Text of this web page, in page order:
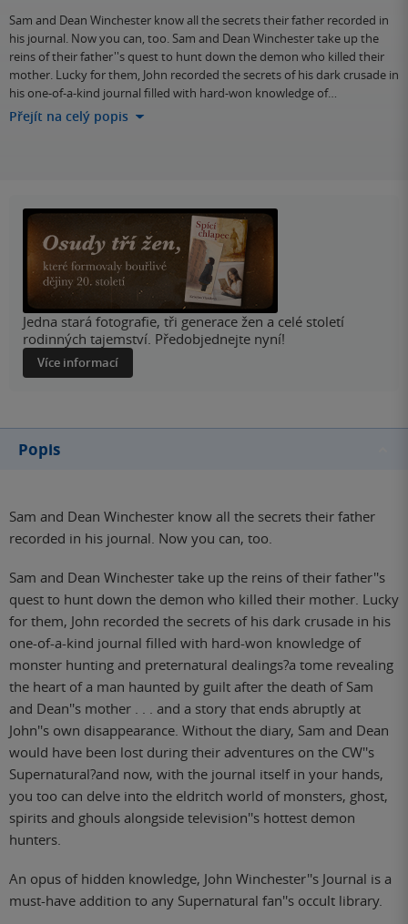
Sam and Dean Winchester know all the secrets their father recorded in
his journal. Now you can, too. Sam and Dean Winchester take up the
reins of their father''s quest to hunt down the demon who killed their
mother. Lucky for them, John recorded the secrets of his dark crusade in
his one-of-a-kind journal filled with hard-won knowledge of…
Přejít na celý popis
Jedna stará fotografie, tři generace žen a celé století
rodinných tajemství. Předobjednejte nyní!
Více informací
Popis
Sam and Dean Winchester know all the secrets their father
recorded in his journal. Now you can, too.
Sam and Dean Winchester take up the reins of their father''s
quest to hunt down the demon who killed their mother. Lucky
for them, John recorded the secrets of his dark crusade in his
one-of-a-kind journal filled with hard-won knowledge of
monster hunting and preternatural dealings?a tome revealing
the heart of a man haunted by guilt after the death of Sam
and Dean''s mother . . . and a story that ends abruptly at
John''s own disappearance. Without the diary, Sam and Dean
would have been lost during their adventures on the CW''s
Supernatural?and now, with the journal itself in your hands,
you too can delve into the eldritch world of monsters, ghost,
spirits and ghouls alongside television''s hottest demon
hunters.
An opus of hidden knowledge, John Winchester''s Journal is a
must-have addition to any Supernatural fan''s occult library.